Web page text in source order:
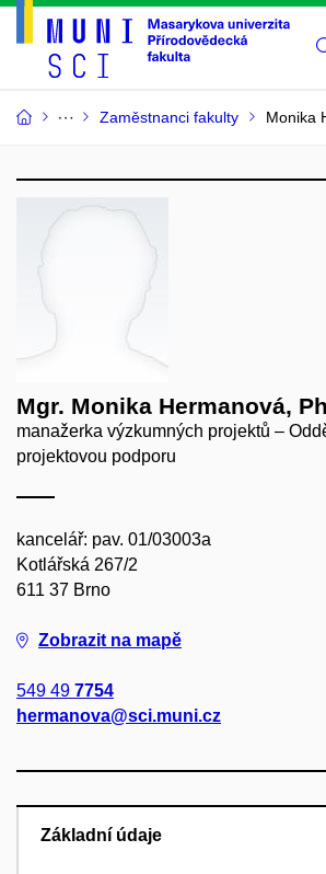
Zaměstnanci fakulty Monika
Mgr. Monika Hermanová,
manažerka výzkumných projektů –
projektovou podporu
kancelář: pav. 01/03003a
Kotlářská 267/2
611 37 Brno
Zobrazit na mapě
549 49 7754
hermanova@sci.muni.cz
Základní údaje